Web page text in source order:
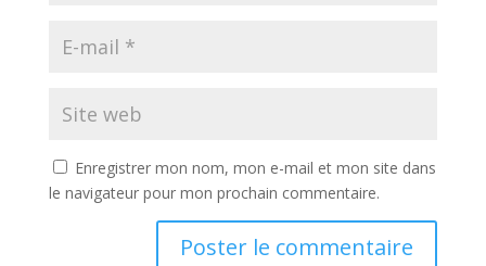
Enregistrer mon nom, mon e-mail et mon site dans
le navigateur pour mon prochain commentaire.